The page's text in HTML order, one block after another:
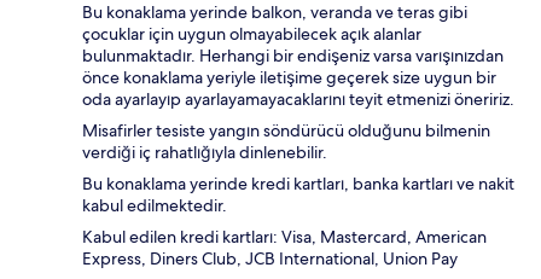
Bu konaklama yerinde balkon, veranda ve teras gibi
çocuklar için uygun olmayabilecek açık alanlar
bulunmaktadır. Herhangi bir endişeniz varsa varışınızdan
önce konaklama yeriyle iletişime geçerek size uygun bir
oda ayarlayıp ayarlayamayacaklarını teyit etmenizi öneririz.
Misafirler tesiste yangın söndürücü olduğunu bilmenin
verdiği iç rahatlığıyla dinlenebilir.
Bu konaklama yerinde kredi kartları, banka kartları ve nakit
kabul edilmektedir.
Kabul edilen kredi kartları: Visa, Mastercard, American
Express, Diners Club, JCB International, Union Pay